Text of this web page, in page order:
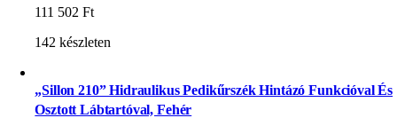
111 502Ft
142 készleten
„Sillon 210” Hidraulikus Pedikűrszék Hintázó Funkcióval És
Osztott Lábtartóval, Fehér